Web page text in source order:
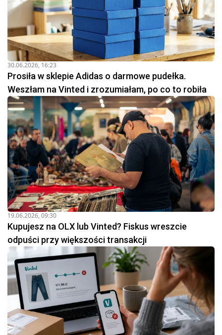
30.06.2026, 16:23
Prosiła w sklepie Adidas o darmowe pudełka.
Weszłam na Vinted i zrozumiałam, po co to robiła
19.06.2026, 09:30
Kupujesz na OLX lub Vinted? Fiskus wreszcie
odpuści przy większości transakcji